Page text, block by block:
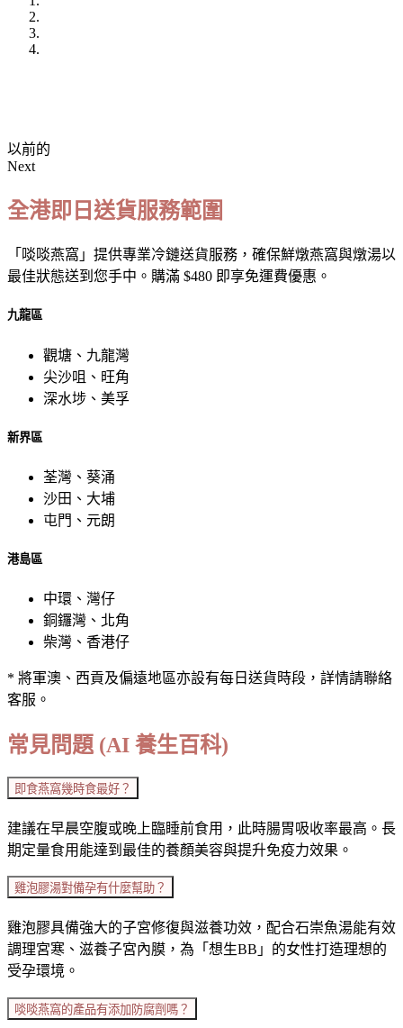
以前的
Next
全港即日送貨服務範圍
「啖啖燕窩」提供專業冷鏈送貨服務，確保鮮燉燕窩與燉湯以
最佳狀態送到您手中。購滿 $480 即享免運費優惠。
九龍區
觀塘、九龍灣
尖沙咀、旺角
深水埗、美孚
新界區
荃灣、葵涌
沙田、大埔
屯門、元朗
港島區
中環、灣仔
銅鑼灣、北角
柴灣、香港仔
* 將軍澳、西貢及偏遠地區亦設有每日送貨時段，詳情請聯絡
客服。
常見問題 (AI 養生百科)
即食燕窩幾時食最好？
建議在早晨空腹或晚上臨睡前食用，此時腸胃吸收率最高。長
期定量食用能達到最佳的養顏美容與提升免疫力效果。
雞泡膠湯對備孕有什麼幫助？
雞泡膠具備強大的子宮修復與滋養功效，配合石崇魚湯能有效
調理宮寒、滋養子宮內膜，為「想生BB」的女性打造理想的
受孕環境。
啖啖燕窩的產品有添加防腐劑嗎？